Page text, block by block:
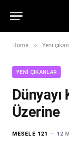
Home » Yeni
YENI ÇIKANLAR
Dünyayı
Üzerine
MESELE 121 12